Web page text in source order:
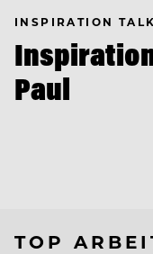
INSPIRATION
Paul
TOP